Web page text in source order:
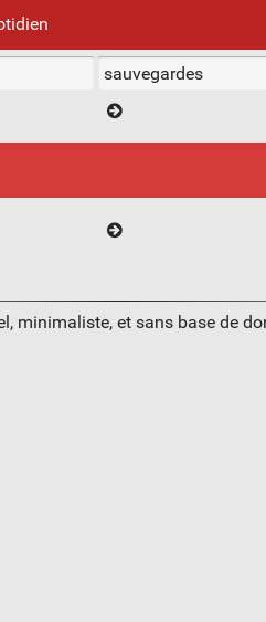
minimaliste, et sans base de